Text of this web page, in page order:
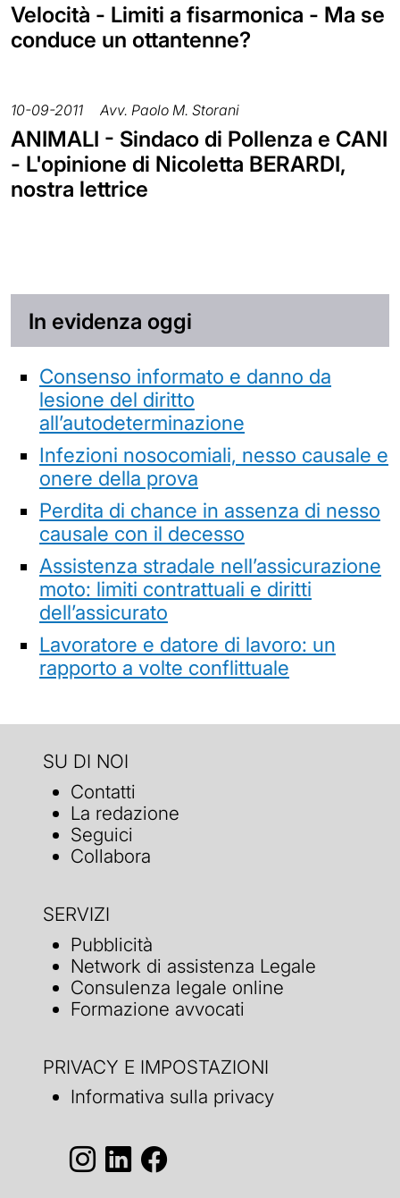
Velocità - Limiti a fisarmonica - Ma se
conduce un ottantenne?
10-09-2011 Avv. Paolo M. Storani
ANIMALI - Sindaco di Pollenza e CANI
- L'opinione di Nicoletta BERARDI,
nostra lettrice
In evidenza oggi
Consenso informato e danno da
lesione del diritto
all’autodeterminazione
Infezioni nosocomiali, nesso causale e
onere della prova
Perdita di chance in assenza di nesso
causale con il decesso
Assistenza stradale nell’assicurazione
moto: limiti contrattuali e diritti
dell’assicurato
Lavoratore e datore di lavoro: un
rapporto a volte conflittuale
SU DI NOI
Contatti
La redazione
Seguici
Collabora
SERVIZI
Pubblicità
Network di assistenza Legale
Consulenza legale online
Formazione avvocati
PRIVACY E IMPOSTAZIONI
Informativa sulla privacy